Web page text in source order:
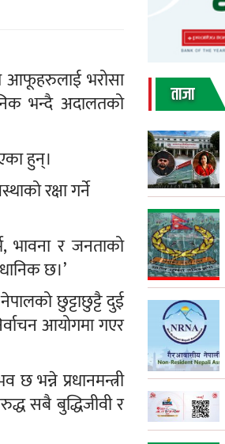
आफूहरुलाई भरोसा
भन्दै अदालतको
हुन्।
रक्षा गर्ने
भावना र जनताको
छ।’
छुट्टाछुट्टै दुई
आयोगमा गएर
भन्ने प्रधानमन्त्री
सबै बुद्धिजीवी र
ताजा